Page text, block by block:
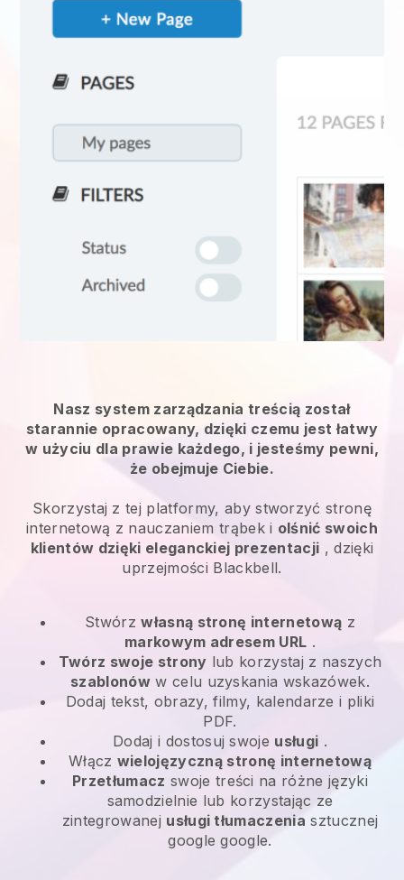
Nasz system zarządzania treścią został
starannie opracowany, dzięki czemu jest łatwy
w użyciu dla prawie każdego, i jesteśmy pewni,
że obejmuje Ciebie.
Skorzystaj z tej platformy, aby stworzyć stronę
internetową z nauczaniem trąbek i olśnić swoich
klientów dzięki eleganckiej prezentacji , dzięki
uprzejmości Blackbell.
Stwórzwłasną stronę internetową z
markowym adresem URL .
Twórz swoje strony lub korzystaj z naszych
szablonóww celu uzyskania wskazówek.
Dodaj tekst, obrazy, filmy, kalendarze i pliki
PDF.
Dodaj i dostosuj swoje usługi .
Włącz wielojęzyczną stronę internetową
Przetłumacz swoje treści na różne języki
samodzielnie lub korzystając ze
zintegrowanej usługi tłumaczenia sztucznej
google google.